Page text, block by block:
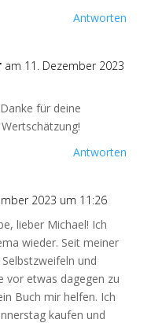
Antworten
am 11. Dezember 2023
für deine
Antworten
2023 um 11:26
lieber Michael! Ich
wieder. Seit meiner
und
vor etwas dagegen zu
Buch mir helfen. Ich
kaufen und